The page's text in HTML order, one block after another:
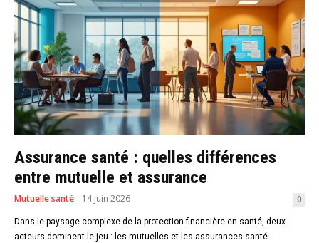
Assurance santé : quelles différences
entre mutuelle et assurance
Mutuelle santé 14 juin 2026 0
Dans le paysage complexe de la protection financière en santé, deux
acteurs dominent le jeu : les mutuelles et les assurances santé.